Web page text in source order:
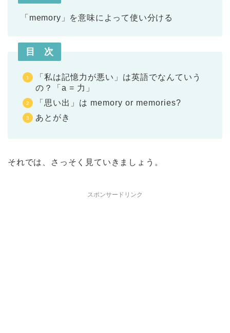
「memory」を意味によって使い分ける
目 次
「私は記憶力が悪い」は英語でなんていう
の？「a = 力」
「思い出」は memory or memories?
あとがき
それでは、さっそく見ていきましょう。
スポンサードリンク